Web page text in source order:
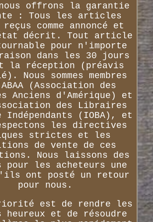
offrons la garantie
: Tous les articles
comme annoncé et
décrit. Tout article
pour n'importe
dans les 30 jours
la réception (préavis
Nous sommes membres
(Association des
Anciens d'Amérique) et
des Libraires
Indépendants (IOBA), et
les directives
strictes et les
de vente de ces
Nous laissons des
pour les acheteurs une
ont posté un retour
pour nous.
est de rendre les
et de résoudre